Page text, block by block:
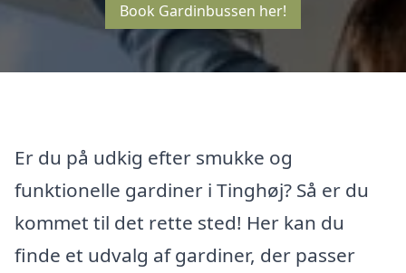
Book Gardinbussen her!
Er du på udkig efter smukke og
funktionelle gardiner i Tinghøj? Så er du
kommet til det rette sted! Her kan du
finde et udvalg af gardiner, der passer